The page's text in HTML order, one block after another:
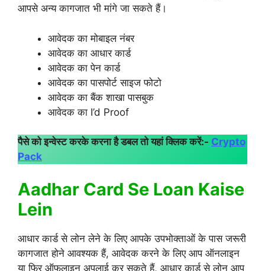
आपसे अन्य कागजात भी मांगे जा सकते हैं।
आवेदक का मोबाइल नंबर
आवेदक का आधार कार्ड
आवेदक का पेन कार्ड
आवेदक का पासपोर्ट साइज फोटो
आवेदक का बैंक शाखा पासबुक
आवेदक का I’d Proof
पैसे को इन्वेस्ट करके करना है डबल तो यहां क्लिक करें:- Crypto
Pack
Aadhar Card Se Loan Kaise
Lein
आधार कार्ड से लोन लेने के लिए आपके उपभोक्ताओं के पास जरूरी
कागजात होने आवश्यक हैं, आवेदक करने के लिए आप ऑनलाइन
या फिर ऑफलाइन अपलाई कर सकते हैं, आधार कार्ड से लोन आप